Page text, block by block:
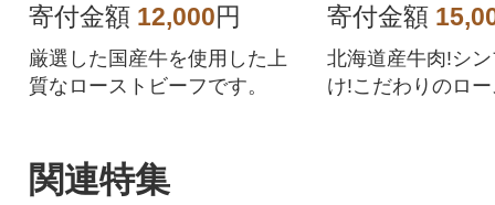
寄付金額 12,000円
厳選した国産牛を使用した上
質なローストビーフです。
寄付金額
北海道産牛肉!シ
け!こだわりのロ
関連特集